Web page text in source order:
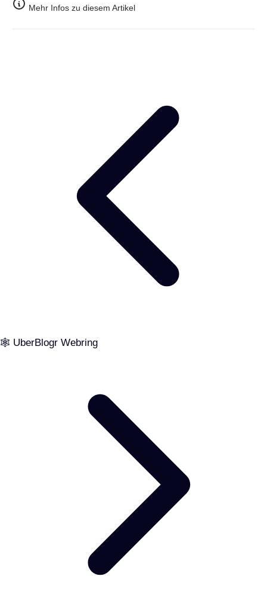
Mehr Infos zu diesem Artikel
🕸️ UberBlogr Webring